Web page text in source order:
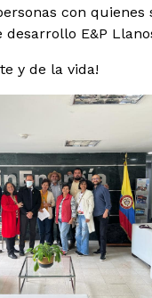
con
E&P
y de la vida!